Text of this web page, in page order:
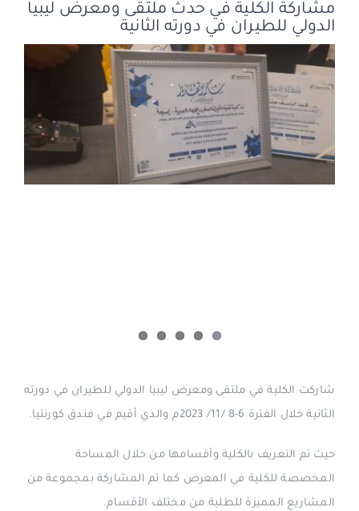
مشاركة الكلية في حدث ملتقى ومعرض ليبيا
الدولي للطيران في دورته الثانية
مشاهدة
شاركت الكلية في ملتقى ومعرض ليبيا الدولي للطيران في دورته
الثانية خلال الفترة 6-8 /11/ 2023م والذي أقيم في فندق كورنتيا.
حيث تم التعريف بالكلية وأقسامها من خلال المساحة
المخصصة للكلية في المعرض كما تم المشاركة بمجموعة من
المشاريع المميزة للطلبة من مختلف الأقسام.